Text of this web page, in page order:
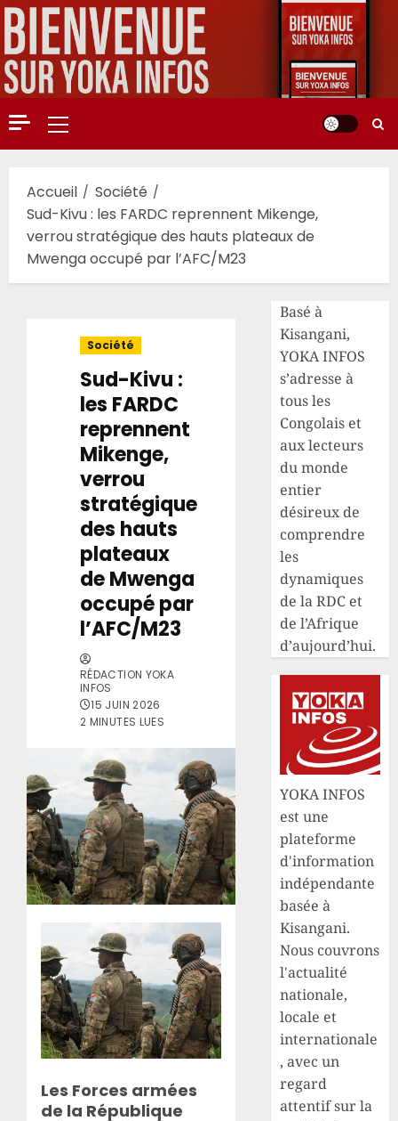
Aller
au
contenu
Menu
principal
Accueil
Société
Sud-Kivu : les FARDC reprennent Mikenge,
verrou stratégique des hauts plateaux de
Mwenga occupé par l’AFC/M23
Société
Sud-Kivu :
les FARDC
reprennent
Mikenge,
verrou
stratégique
des hauts
plateaux
de Mwenga
occupé par
l’AFC/M23
RÉDACTION YOKA
INFOS
15 JUIN 2026
2 MINUTES LUES
Les Forces armées
de la République
Basé à
Kisangani,
YOKA INFOS
s’adresse à
tous les
Congolais et
aux lecteurs
du monde
entier
désireux de
comprendre
les
dynamiques
de la RDC et
de l’Afrique
d’aujourd’hui.
YOKA INFOS
est une
plateforme
d'information
indépendante
basée à
Kisangani.
Nous couvrons
l'actualité
nationale,
locale et
internationale
, avec un
regard
attentif sur la